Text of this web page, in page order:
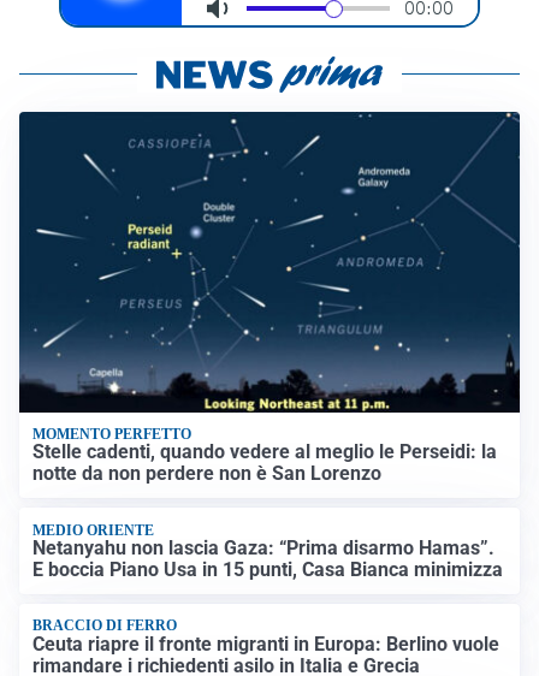
MOMENTO PERFETTO
Stelle cadenti, quando vedere al meglio le Perseidi: la
notte da non perdere non è San Lorenzo
MEDIO ORIENTE
Netanyahu non lascia Gaza: “Prima disarmo Hamas”.
E boccia Piano Usa in 15 punti, Casa Bianca minimizza
BRACCIO DI FERRO
Ceuta riapre il fronte migranti in Europa: Berlino vuole
rimandare i richiedenti asilo in Italia e Grecia